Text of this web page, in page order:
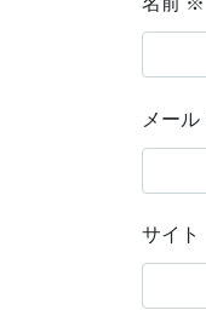
メール
サイト